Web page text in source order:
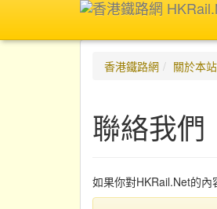
香港鐵路網 關於本站
聯絡我們
如果你對HKRail.Net的內